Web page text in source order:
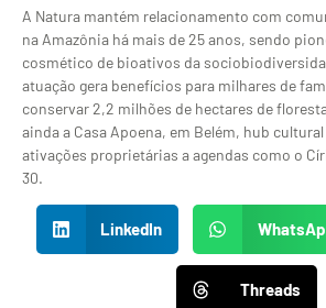
A Natura mantém relacionamento com
na Amazônia há mais de 25 anos, sendo
cosmético de bioativos da
atuação gera benefícios para milhares de
conservar 2,2 milhões de hectares de
ainda a Casa Apoena, em Belém, hub
ativações proprietárias a agendas como o
30.
LinkedIn
Threads